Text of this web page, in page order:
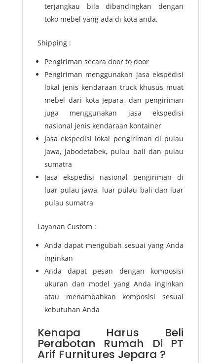
terjangkau bila dibandingkan dengan
toko mebel yang ada di kota anda.
Shipping :
Pengiriman secara door to door
Pengiriman menggunakan jasa ekspedisi
lokal jenis kendaraan truck khusus muat
mebel dari kota Jepara, dan pengiriman
juga menggunakan jasa ekspedisi
nasional jenis kendaraan kontainer
Jasa ekspedisi lokal pengiriman di pulau
jawa, jabodetabek, pulau bali dan pulau
sumatra
Jasa ekspedisi nasional pengiriman di
luar pulau jawa, luar pulau bali dan luar
pulau sumatra
Layanan Custom :
Anda dapat mengubah sesuai yang Anda
inginkan
Anda dapat pesan dengan komposisi
ukuran dan model yang Anda inginkan
atau menambahkan komposisi sesuai
kebutuhan Anda
Kenapa Harus Beli
Perabotan Rumah Di PT
Arif Furnitures Jepara ?